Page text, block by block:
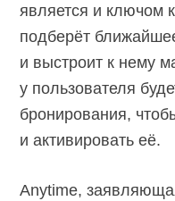
является и ключом
подберёт
и выстроит к нему
у пользователя
бронирования,
и активировать её.
Anytime,